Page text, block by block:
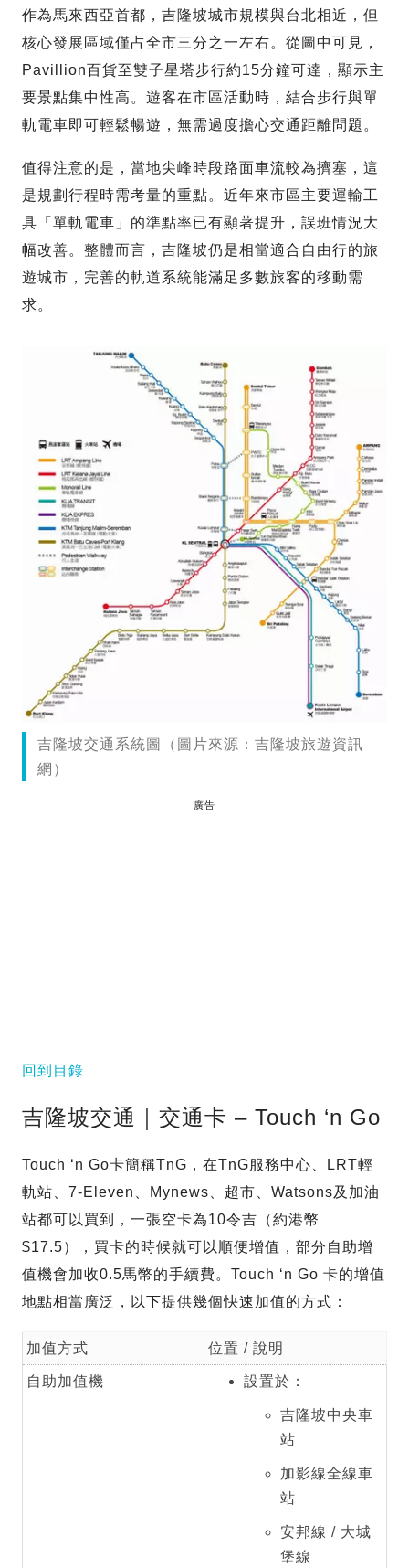
作為馬來西亞首都，吉隆坡城市規模與台北相近，但
核心發展區域僅占全市三分之一左右。從圖中可見，
Pavillion百貨至雙子星塔步行約15分鐘可達，顯示主
要景點集中性高。遊客在市區活動時，結合步行與單
軌電車即可輕鬆暢遊，無需過度擔心交通距離問題。
值得注意的是，當地尖峰時段路面車流較為擠塞，這
是規劃行程時需考量的重點。近年來市區主要運輸工
具「單軌電車」的準點率已有顯著提升，誤班情況大
幅改善。整體而言，吉隆坡仍是相當適合自由行的旅
遊城市，完善的軌道系統能滿足多數旅客的移動需
求。
吉隆坡交通系統圖（圖片來源：吉隆坡旅遊資訊
網）
廣告
回到目錄
吉隆坡交通｜交通卡 – Touch ‘n Go
Touch ‘n Go卡簡稱TnG，在TnG服務中心、LRT輕
軌站、7-Eleven、Mynews、超市、Watsons及加油
站都可以買到，一張空卡為10令吉（約港幣
$17.5），買卡的時候就可以順便增值，部分自助增
值機會加收0.5馬幣的手續費。Touch ‘n Go 卡的增值
地點相當廣泛，以下提供幾個快速加值的方式：
加值方式 位置 / 說明
自助加值機 設置於：
吉隆坡中央車
站
加影線全線車
站
安邦線 / 大城
堡線